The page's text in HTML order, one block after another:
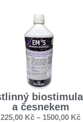
a česnekem
225,00 Kč – 1500,00 Kč